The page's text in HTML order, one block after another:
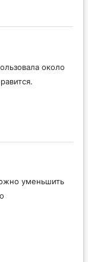
около
уменьшить